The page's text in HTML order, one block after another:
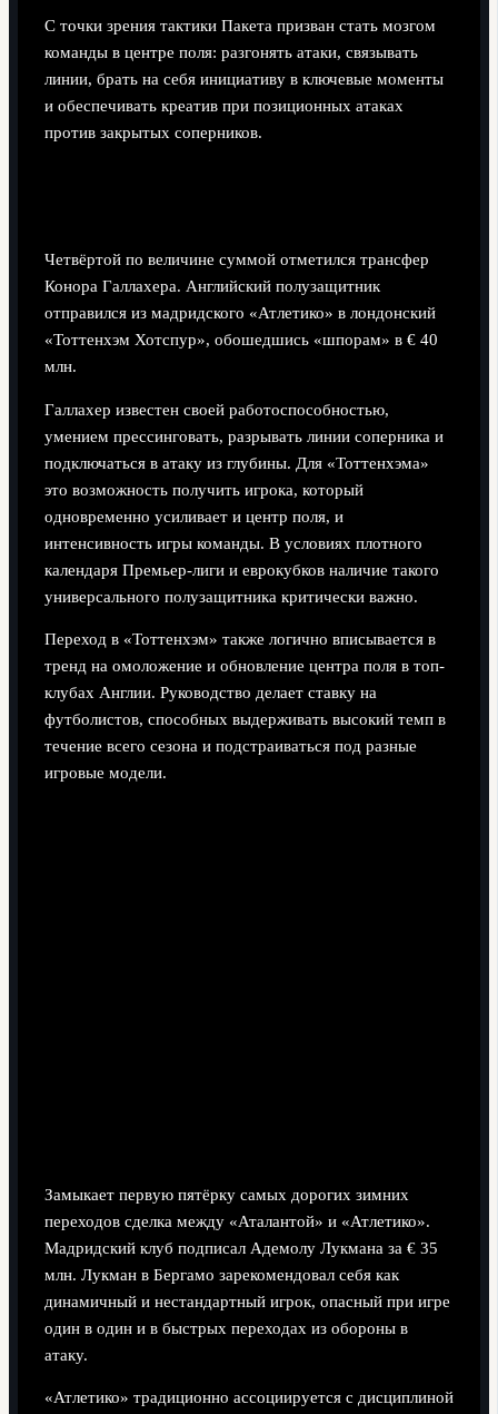
С точки зрения тактики Пакета призван стать мозгом
команды в центре поля: разгонять атаки, связывать
линии, брать на себя инициативу в ключевые моменты
и обеспечивать креатив при позиционных атаках
против закрытых соперников.
Четвёртой по величине суммой отметился трансфер
Конора Галлахера. Английский полузащитник
отправился из мадридского «Атлетико» в лондонский
«Тоттенхэм Хотспур», обошедшись «шпорам» в € 40
млн.
Галлахер известен своей работоспособностью,
умением прессинговать, разрывать линии соперника и
подключаться в атаку из глубины. Для «Тоттенхэма»
это возможность получить игрока, который
одновременно усиливает и центр поля, и
интенсивность игры команды. В условиях плотного
календаря Премьер-лиги и еврокубков наличие такого
универсального полузащитника критически важно.
Переход в «Тоттенхэм» также логично вписывается в
тренд на омоложение и обновление центра поля в топ-
клубах Англии. Руководство делает ставку на
футболистов, способных выдерживать высокий темп в
течение всего сезона и подстраиваться под разные
игровые модели.
Замыкает первую пятёрку самых дорогих зимних
переходов сделка между «Аталантой» и «Атлетико».
Мадридский клуб подписал Адемолу Лукмана за € 35
млн. Лукман в Бергамо зарекомендовал себя как
динамичный и нестандартный игрок, опасный при игре
один в один и в быстрых переходах из обороны в
атаку.
«Атлетико» традиционно ассоциируется с дисциплиной